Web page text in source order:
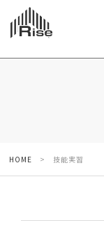
HOME > 技能実習